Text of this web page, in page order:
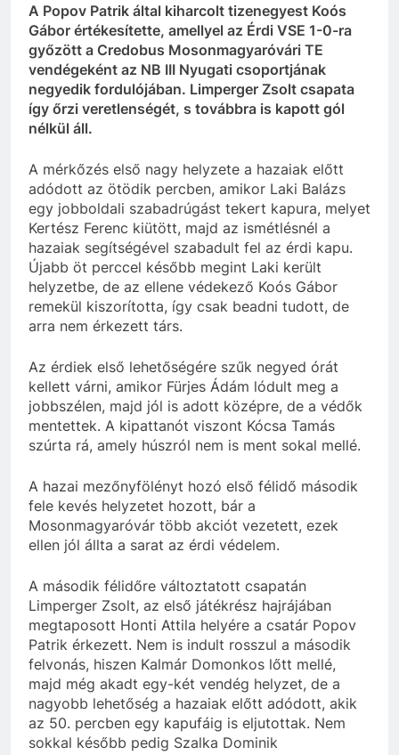
A Popov Patrik által kiharcolt tizenegyest Koós
Gábor értékesítette, amellyel az Érdi VSE 1-0-ra
győzött a Credobus Mosonmagyaróvári TE
vendégeként az NB III Nyugati csoportjának
negyedik fordulójában. Limperger Zsolt csapata
így őrzi veretlenségét, s továbbra is kapott gól
nélkül áll.
A mérkőzés első nagy helyzete a hazaiak előtt
adódott az ötödik percben, amikor Laki Balázs
egy jobboldali szabadrúgást tekert kapura, melyet
Kertész Ferenc kiütött, majd az ismétlésnél a
hazaiak segítségével szabadult fel az érdi kapu.
Újabb öt perccel később megint Laki került
helyzetbe, de az ellene védekező Koós Gábor
remekül kiszorította, így csak beadni tudott, de
arra nem érkezett társ.
Az érdiek első lehetőségére szűk negyed órát
kellett várni, amikor Fürjes Ádám lódult meg a
jobbszélen, majd jól is adott középre, de a védők
mentettek. A kipattanót viszont Kócsa Tamás
szúrta rá, amely húszról nem is ment sokal mellé.
A hazai mezőnyfölényt hozó első félidő második
fele kevés helyzetet hozott, bár a
Mosonmagyaróvár több akciót vezetett, ezek
ellen jól állta a sarat az érdi védelem.
A második félidőre változtatott csapatán
Limperger Zsolt, az első játékrész hajrájában
megtaposott Honti Attila helyére a csatár Popov
Patrik érkezett. Nem is indult rosszul a második
felvonás, hiszen Kalmár Domonkos lőtt mellé,
majd még akadt egy-két vendég helyzet, de a
nagyobb lehetőség a hazaiak előtt adódott, akik
az 50. percben egy kapufáig is eljutottak. Nem
sokkal később pedig Szalka Dominik